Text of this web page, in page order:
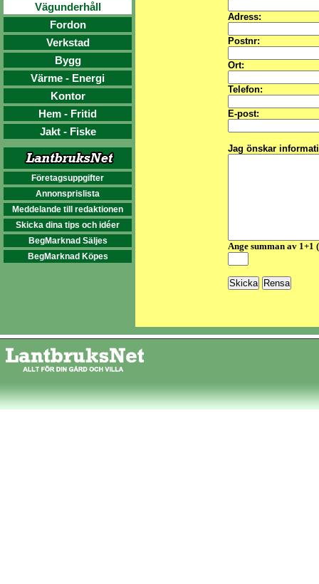
Vägunderhåll
Fordon
Verkstad
Bygg
Värme - Energi
Kontor
Hem - Fritid
Jakt - Fiske
Företagsuppgifter
Annonsprislista
Meddelande till redaktionen
Skicka dina tips och idéer
BegMarknad Säljes
BegMarknad Köpes
Adress:
Postnr:
Ort:
Telefon:
E-post:
Jag önskar
Ange summan av 1+1